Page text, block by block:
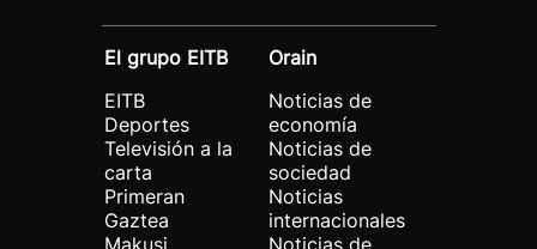
El grupo EITB
EITB
Deportes
Televisión a la
carta
Primeran
Gaztea
Makusi
Orain
Noticias de
economía
Noticias de
sociedad
Noticias
internacionales
Noticias de